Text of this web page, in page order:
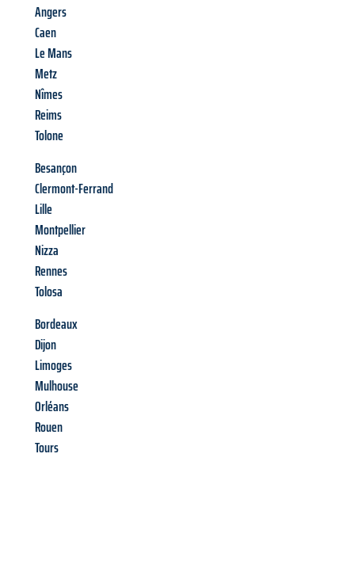
Angers
Caen
Le Mans
Metz
Nîmes
Reims
Tolone
Besançon
Clermont-Ferrand
Lille
Montpellier
Nizza
Rennes
Tolosa
Bordeaux
Dijon
Limoges
Mulhouse
Orléans
Rouen
Tours